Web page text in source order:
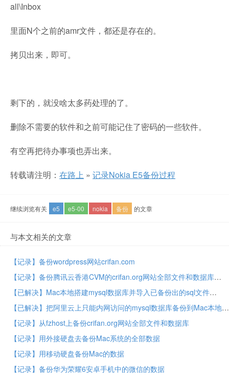
all\Inbox
里面N个之前的amr文件，都还是存在的。
拷贝出来，即可。
剩下的，就没啥太多药处理的了。
删除不需要的软件和之前可能记住了密码的一些软件。
有空再把待办事项也弄出来。
转载请注明： 在路上 » 记录Nokia E5备份过程
继续浏览有关 e5 e5-00 nokia 备份 的文章
与本文相关的文章
【记录】备份wordpress网站crifan.com
【记录】备份腾讯云香港CVM的crifan.org网站全部文件和数据库
【已解决】Mac本地搭建mysql数据库并导入已备份出的sql文件
【已解决】把阿里云上只能内网访问的mysql数据库备份到Mac本地
【记录】从fzhost上备份crifan.org网站全部文件和数据库
【记录】用外接硬盘去备份Mac系统的全部数据
【记录】用移动硬盘备份Mac的数据
【记录】备份华为荣耀6安卓手机中的微信的数据